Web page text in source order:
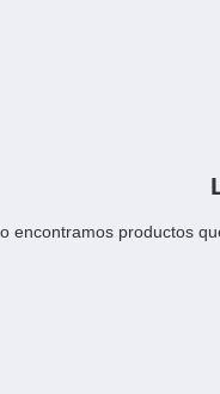
encontramos productos